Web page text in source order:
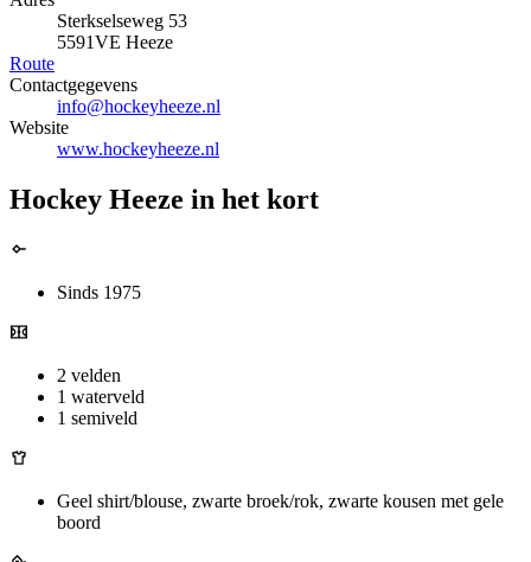
Sterkselseweg 53
5591VE Heeze
Route
Contactgegevens
info@hockeyheeze.nl
Website
www.hockeyheeze.nl
Hockey Heeze in het kort
Sinds 1975
2 velden
1 waterveld
1 semiveld
Geel shirt/blouse, zwarte broek/rok, zwarte kousen met gele
boord